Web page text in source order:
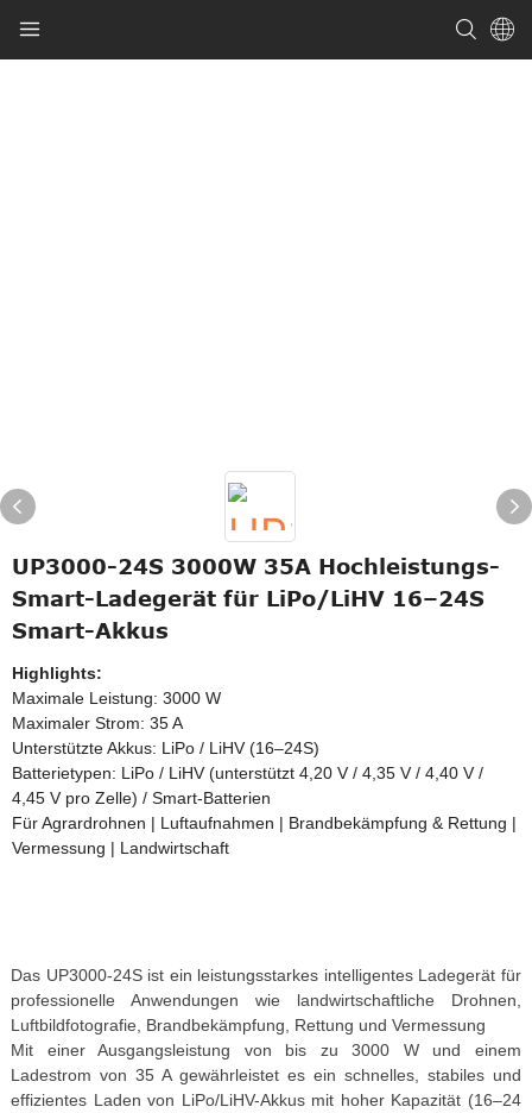
UP3000-24S 3000W 35A Hochleistungs-
Smart-Ladegerät für LiPo/LiHV 16–24S
Smart-Akkus
Highlights:
Maximale Leistung: 3000 W
Maximaler Strom: 35 A
Unterstützte Akkus: LiPo / LiHV (16–24S)
Batterietypen: LiPo / LiHV (unterstützt 4,20 V / 4,35 V / 4,40 V /
4,45 V pro Zelle) / Smart-Batterien
Für Agrardrohnen | Luftaufnahmen | Brandbekämpfung & Rettung |
Vermessung | Landwirtschaft
Das UP3000-24S ist ein leistungsstarkes intelligentes Ladegerät für
professionelle Anwendungen wie landwirtschaftliche Drohnen,
Luftbildfotografie, Brandbekämpfung, Rettung und Vermessung
Mit einer Ausgangsleistung von bis zu 3000 W und einem
Ladestrom von 35 A gewährleistet es ein schnelles, stabiles und
effizientes Laden von LiPo/LiHV-Akkus mit hoher Kapazität (16–24